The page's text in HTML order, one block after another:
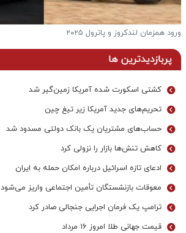
ورود همزمان لندکروز و پاترول ۲۰۲۵
پربازدیدترین ها
کشتی اسکورت شده آمریکا زمین‌گیر شد
تحریم‌های جدید آمریکا زیر تیغ چین
حساب‌های مشتریان یک بانک‌ دولتی مسدود شد
کاهش تنش‌ها بازار را نزولی کرد
ادعای تازه اسرائیل درباره امکان حمله به ایران
معوقات بازنشستگان تأمین اجتماعی واریز می‌شود
ترامپ یک فرمان اجرایی جنجالی صادر کرد
قیمت جهانی طلا امروز ۱۶ مرداد